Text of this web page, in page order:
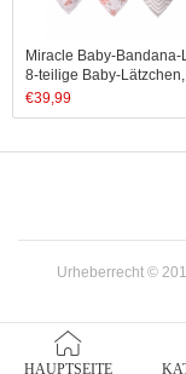
Miracle Baby-Bandana-
8-teilige Baby-
Baumwolle, weich und
Geschenk für Kinder
€39,99
Urheberrecht ©
HAUPTSEITE